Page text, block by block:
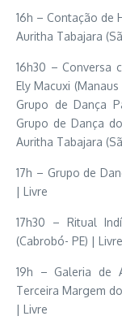
16h – Contação de
Auritha Tabajara
16h30 – Conversa
Ely Macuxi
Grupo de Dança
Grupo de Dança
Auritha Tabajara
17h – Grupo de
| Livre
17h30 – Ritual
(Cabrobó- PE) | Livre
19h – Galeria de
Terceira Margem
| Livre